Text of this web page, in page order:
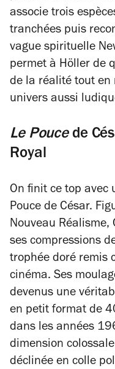
associe trois
tranchées puis
vague spirituelle
permet à Höller de
de la réalité tout en
univers aussi
Le Pouce de
Royal
On finit ce top avec
Pouce de César.
Nouveau Réalisme,
ses compressions
trophée doré remis
cinéma. Ses
devenus une
en petit format de
dans les années
dimension
déclinée en colle